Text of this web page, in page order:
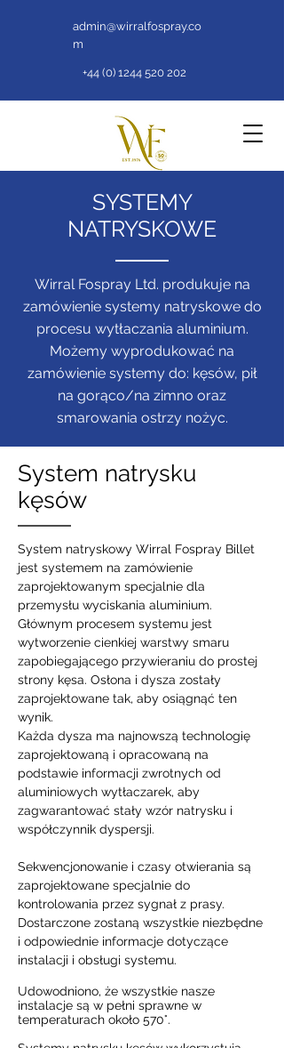
admin@wirralfospray.co
m
+44 (0) 1244 520 202
SYSTEMY
NATRYSKOWE
Wirral Fospray Ltd. produkuje na
zamówienie systemy natryskowe do
procesu wytłaczania aluminium.
Możemy wyprodukować na
zamówienie systemy do: kęsów, pił
na gorąco/na zimno oraz
smarowania ostrzy nożyc.
System natrysku
kęsów
System natryskowy Wirral Fospray Billet
jest systemem na zamówienie
zaprojektowanym specjalnie dla
przemysłu wyciskania aluminium.
Głównym procesem systemu jest
wytworzenie cienkiej warstwy smaru
zapobiegającego przywieraniu do prostej
strony kęsa. Osłona i dysza zostały
zaprojektowane tak, aby osiągnąć ten
wynik.
Każda dysza ma najnowszą technologię
zaprojektowaną i opracowaną na
podstawie informacji zwrotnych od
aluminiowych wytłaczarek, aby
zagwarantować stały wzór natrysku i
współczynnik dyspersji.
Sekwencjonowanie i czasy otwierania są
zaprojektowane specjalnie do
kontrolowania przez sygnał z prasy.
Dostarczone zostaną wszystkie niezbędne
i odpowiednie informacje dotyczące
instalacji i obsługi systemu.
Udowodniono, że wszystkie nasze
instalacje są w pełni sprawne w
temperaturach około 570°.